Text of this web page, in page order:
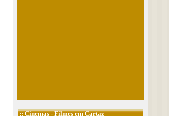
::Cinemas- Filmes em Cartaz